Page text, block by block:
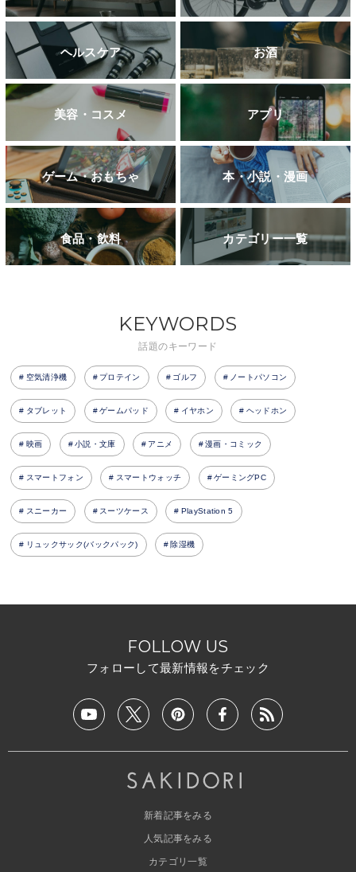
ヘルスケア お酒
美容・コスメ アプリ
ゲーム・おもちゃ 本・小説・漫画
食品・飲料 カテゴリー一覧
KEYWORDS
話題のキーワード
空気清浄機 プロテイン ゴルフ ノートパソコン
タブレット ゲームパッド イヤホン ヘッドホン
映画 小説・文庫 アニメ 漫画・コミック
スマートフォン スマートウォッチ ゲーミングPC
スニーカー スーツケース PlayStation 5
リュックサック(バックパック) 除湿機
FOLLOW US
フォローして最新情報をチェック
新着記事をみる
人気記事をみる
カテゴリ一覧